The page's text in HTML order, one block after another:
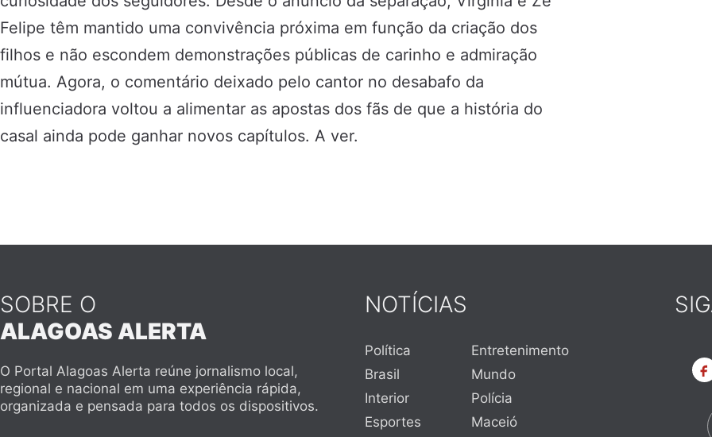
Felipe têm mantido uma convivência próxima em função da criação dos
filhos e não escondem demonstrações públicas de carinho e admiração
mútua. Agora, o comentário deixado pelo cantor no desabafo da
influenciadora voltou a alimentar as apostas dos fãs de que a história do
casal ainda pode ganhar novos capítulos. A ver.
SOBRE O
ALAGOAS ALERTA
O Portal Alagoas Alerta reúne jornalismo local,
regional e nacional em uma experiência rápida,
organizada e pensada para todos os dispositivos.
NOTÍCIAS
Política
Entretenimento
Brasil
Mundo
Interior
Polícia
Esportes
Maceió